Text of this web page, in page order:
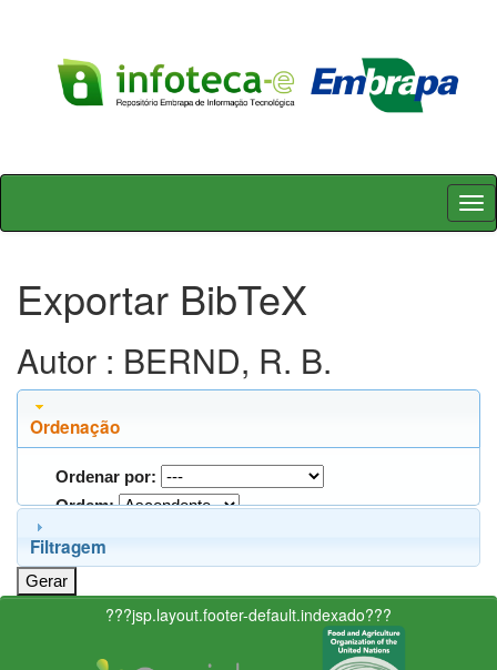
Skip
Exportar BibTeX
Autor : BERND, R. B.
Ordenação
Ordenar por:
Ordem:
Filtragem
???jsp.layout.footer-default.indexado???